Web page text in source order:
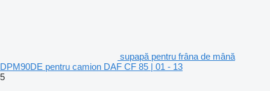
supapă pentru frâna de mână
DPM90DE pentru camion DAF CF 85 | 01 - 13
5